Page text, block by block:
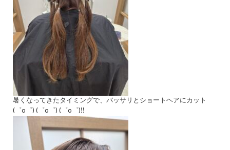
暑くなってきたタイミングで、バッサリとショートヘアにカット
(゜o゜) (゜o゜) (゜o゜)!!